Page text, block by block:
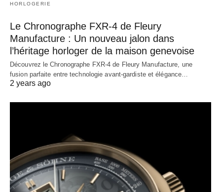
HORLOGERIE
Le Chronographe FXR-4 de Fleury
Manufacture : Un nouveau jalon dans
l’héritage horloger de la maison genevoise
Découvrez le Chronographe FXR-4 de Fleury Manufacture, une
fusion parfaite entre technologie avant-gardiste et élégance…
2 years ago